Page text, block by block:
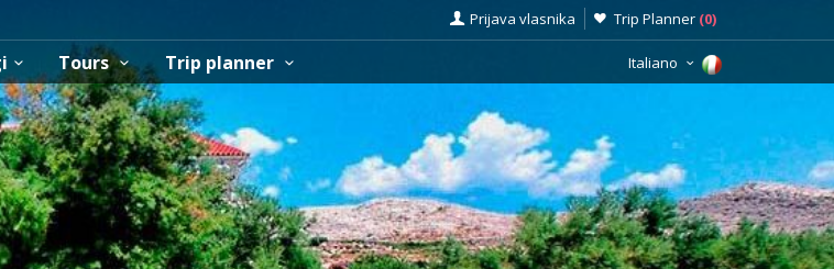
Prijava vlasnika Trip Planner (0)
Tours Trip planner Italiano